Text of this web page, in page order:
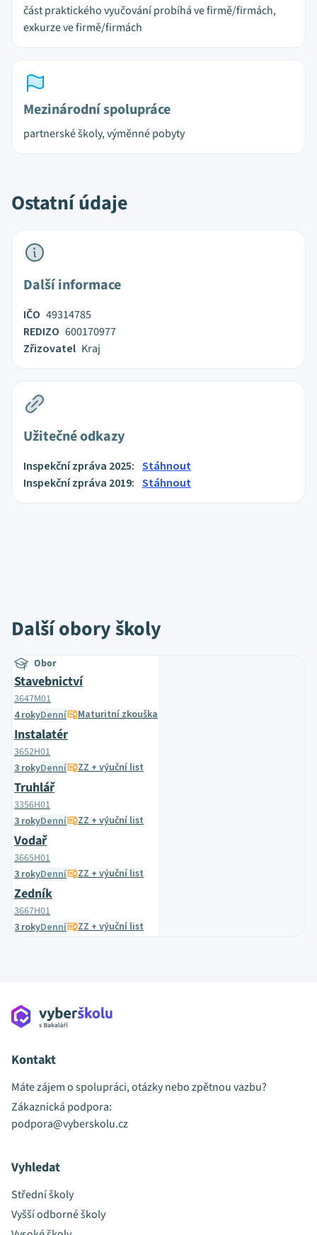
část praktického vyučování probíhá ve firmě/firmách,
exkurze ve firmě/firmách
Mezinárodní spolupráce
partnerské školy, výměnné pobyty
Ostatní údaje
Další informace
IČO 49314785
REDIZO 600170977
Zřizovatel Kraj
Užitečné odkazy
Inspekční zpráva 2025: Stáhnout
Inspekční zpráva 2019: Stáhnout
Další obory školy
Obor
Stavebnictví
3647M01
4 rokyDenní Maturitní zkouška
Instalatér
3652H01
3 rokyDenní ZZ + výuční list
Truhlář
3356H01
3 rokyDenní ZZ + výuční list
Vodař
3665H01
3 rokyDenní ZZ + výuční list
Zedník
3667H01
3 rokyDenní ZZ + výuční list
Kontakt
Máte zájem o spolupráci, otázky nebo zpětnou vazbu?
Zákaznická podpora:
podpora@vyberskolu.cz
Vyhledat
Střední školy
Vyšší odborné školy